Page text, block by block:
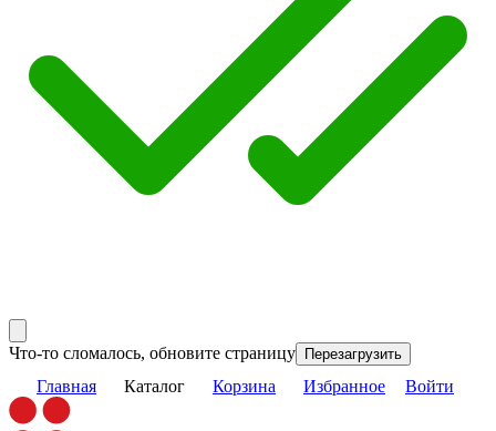
Что-то сломалось, обновите страницу Перезагрузить
Главная Каталог Корзина Избранное Войти